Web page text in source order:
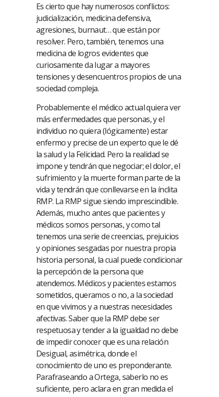
Es cierto que hay numerosos conflictos:
judicialización, medicina defensiva,
agresiones, burnaut… que están por
resolver. Pero, también, tenemos una
medicina de logros evidentes que
curiosamente da lugar a mayores
tensiones y desencuentros propios de una
sociedad compleja.
Probablemente el médico actual quiera ver
más enfermedades que personas, y el
individuo no quiera (lógicamente) estar
enfermo y precise de un experto que le dé
la salud y la Felicidad. Pero la realidad se
impone y tendrán que negociar; el dolor, el
sufrimiento y la muerte forman parte de la
vida y tendrán que conllevarse en la ínclita
RMP. La RMP sigue siendo imprescindible.
Además, mucho antes que pacientes y
médicos somos personas, y como tal
tenemos una serie de creencias, prejuicios
y opiniones sesgadas por nuestra propia
historia personal, la cual puede condicionar
la percepción de la persona que
atendemos. Médicos y pacientes estamos
sometidos, queramos o no, a la sociedad
en que vivimos y a nuestras necesidades
afectivas. Saber que la RMP debe ser
respetuosa y tender a la igualdad no debe
de impedir conocer que es una relación
Desigual, asimétrica, donde el
conocimiento de uno es preponderante.
Parafraseando a Ortega, saberlo no es
suficiente, pero aclara en gran medida el